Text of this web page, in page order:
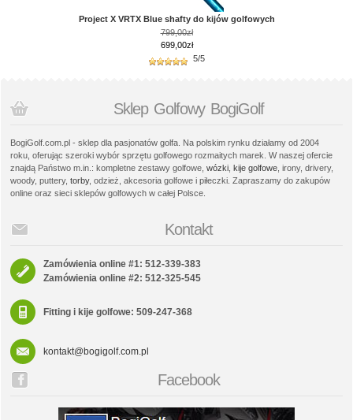
Project X VRTX Blue shafty do kijów golfowych
799,00zł
699,00zł
5/5
Sklep Golfowy BogiGolf
BogiGolf.com.pl - sklep dla pasjonatów golfa. Na polskim rynku działamy od 2004
roku, oferując szeroki wybór sprzętu golfowego rozmaitych marek. W naszej ofercie
znajdą Państwo m.in.: kompletne zestawy golfowe, wózki kije golfowe , irony, drivery,
woody, puttery, torby, odzież, akcesoria golfowe i piłeczki. Zapraszamy do zakupów
online oraz sieci sklepów golfowych w całej Polsce.
Kontakt
Zamówienia online #1: 512-339-383
Zamówienia online #2: 512-325-545
Fitting i kije golfowe: 509-247-368
kontakt@bogigolf.com.pl
Facebook